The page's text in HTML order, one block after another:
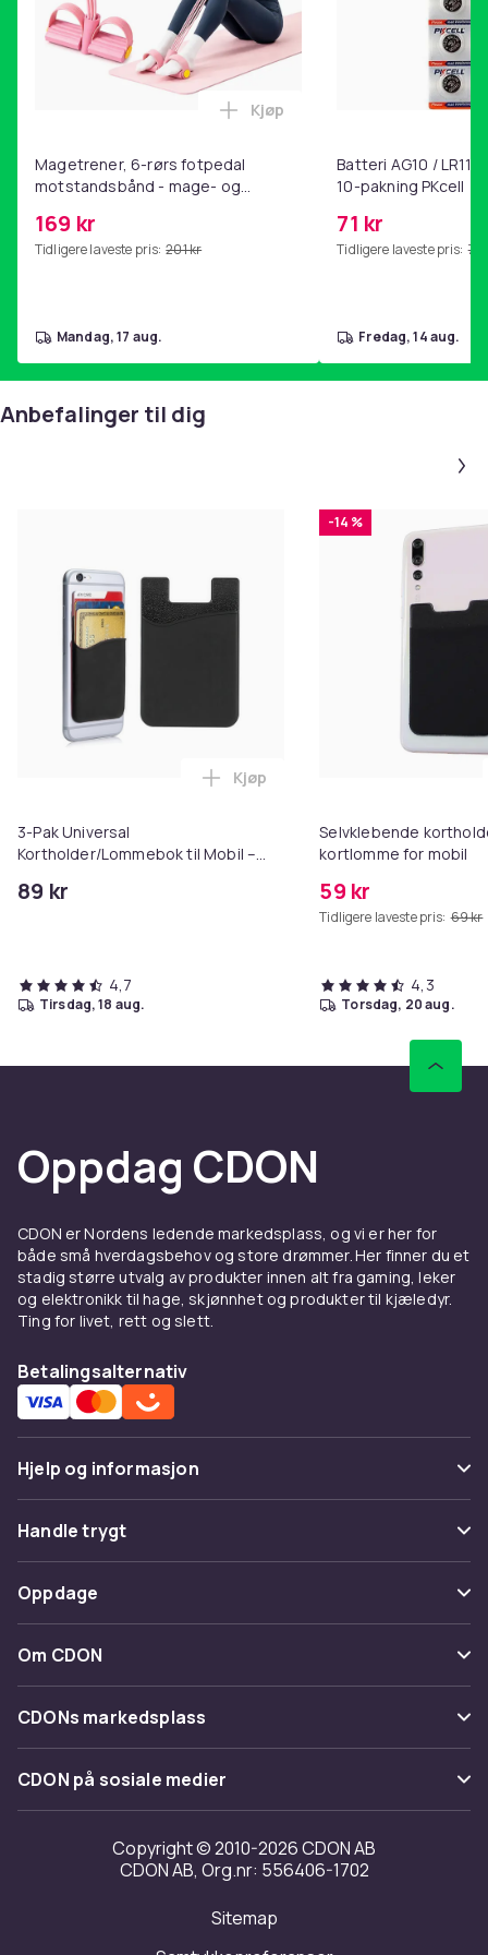
Magetrener, 6-rørs fotpedal
motstandsbånd - mage- og
hjemmegymnastikk Pink
169 kr
Tidligere laveste pris: 201 kr
Legg Magetrener, 6-rørs
Kjøp
mandag, 17 aug.
Batteri AG10 /
10-pakning PKcell
71 kr
Tidligere laveste pris: 76
fredag, 14 aug.
Anbefalinger til dig
3-Pak Universal
Kortholder/Lommebok til Mobil –
89 kr
Legg 3-Pak Universal
Kjøp
4,7
tirsdag, 18 aug.
-14 %
Selvklebende
kortlomme for mobil
59 kr
Tidligere laveste pris: 69 kr
4,3
torsdag, 20 aug.
Oppdag CDON
CDON er Nordens ledende markedsplass, og vi er her for
både små hverdagsbehov og store drømmer. Her finner du et
stadig større utvalg av produkter innen alt fra gaming, leker
og elektronikk til hage, skjønnhet og produkter til kjæledyr.
Ting for livet, rett og slett.
Betalingsalternativ
Hjelp og informasjon
Vanlige spørsmål
Spor pakke
Angre & returner her
Kontakt oss
Handle trygt
Betaling
Levering
Tilbakekallinger
Oppdage
Kategorier
Varemerker
Om CDON
Om oss
Kundeanmeldelser
Jobbe på CDON
Investor relations
Tilgjengelighet
CDONs markedsplass
Merchant Help Center
CDON på sosiale medier
Copyright © 2010-2026 CDON AB
CDON AB, Org.nr: 556406-1702
Sitemap